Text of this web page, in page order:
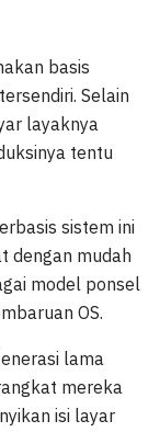
basis
Selain
layaknya
tentu
sistem ini
dengan mudah
model ponsel
OS.
lama
mereka
isi layar